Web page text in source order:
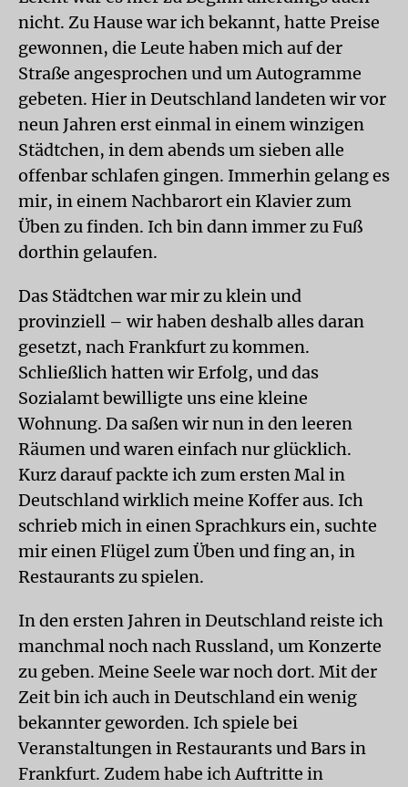
nicht. Zu Hause war ich bekannt, hatte Preise
gewonnen, die Leute haben mich auf der
Straße angesprochen und um Autogramme
gebeten. Hier in Deutschland landeten wir vor
neun Jahren erst einmal in einem winzigen
Städtchen, in dem abends um sieben alle
offenbar schlafen gingen. Immerhin gelang es
mir, in einem Nachbarort ein Klavier zum
Üben zu finden. Ich bin dann immer zu Fuß
dorthin gelaufen.
Das Städtchen war mir zu klein und
provinziell – wir haben deshalb alles daran
gesetzt, nach Frankfurt zu kommen.
Schließlich hatten wir Erfolg, und das
Sozialamt bewilligte uns eine kleine
Wohnung. Da saßen wir nun in den leeren
Räumen und waren einfach nur glücklich.
Kurz darauf packte ich zum ersten Mal in
Deutschland wirklich meine Koffer aus. Ich
schrieb mich in einen Sprachkurs ein, suchte
mir einen Flügel zum Üben und fing an, in
Restaurants zu spielen.
In den ersten Jahren in Deutschland reiste ich
manchmal noch nach Russland, um Konzerte
zu geben. Meine Seele war noch dort. Mit der
Zeit bin ich auch in Deutschland ein wenig
bekannter geworden. Ich spiele bei
Veranstaltungen in Restaurants und Bars in
Frankfurt. Zudem habe ich Auftritte in